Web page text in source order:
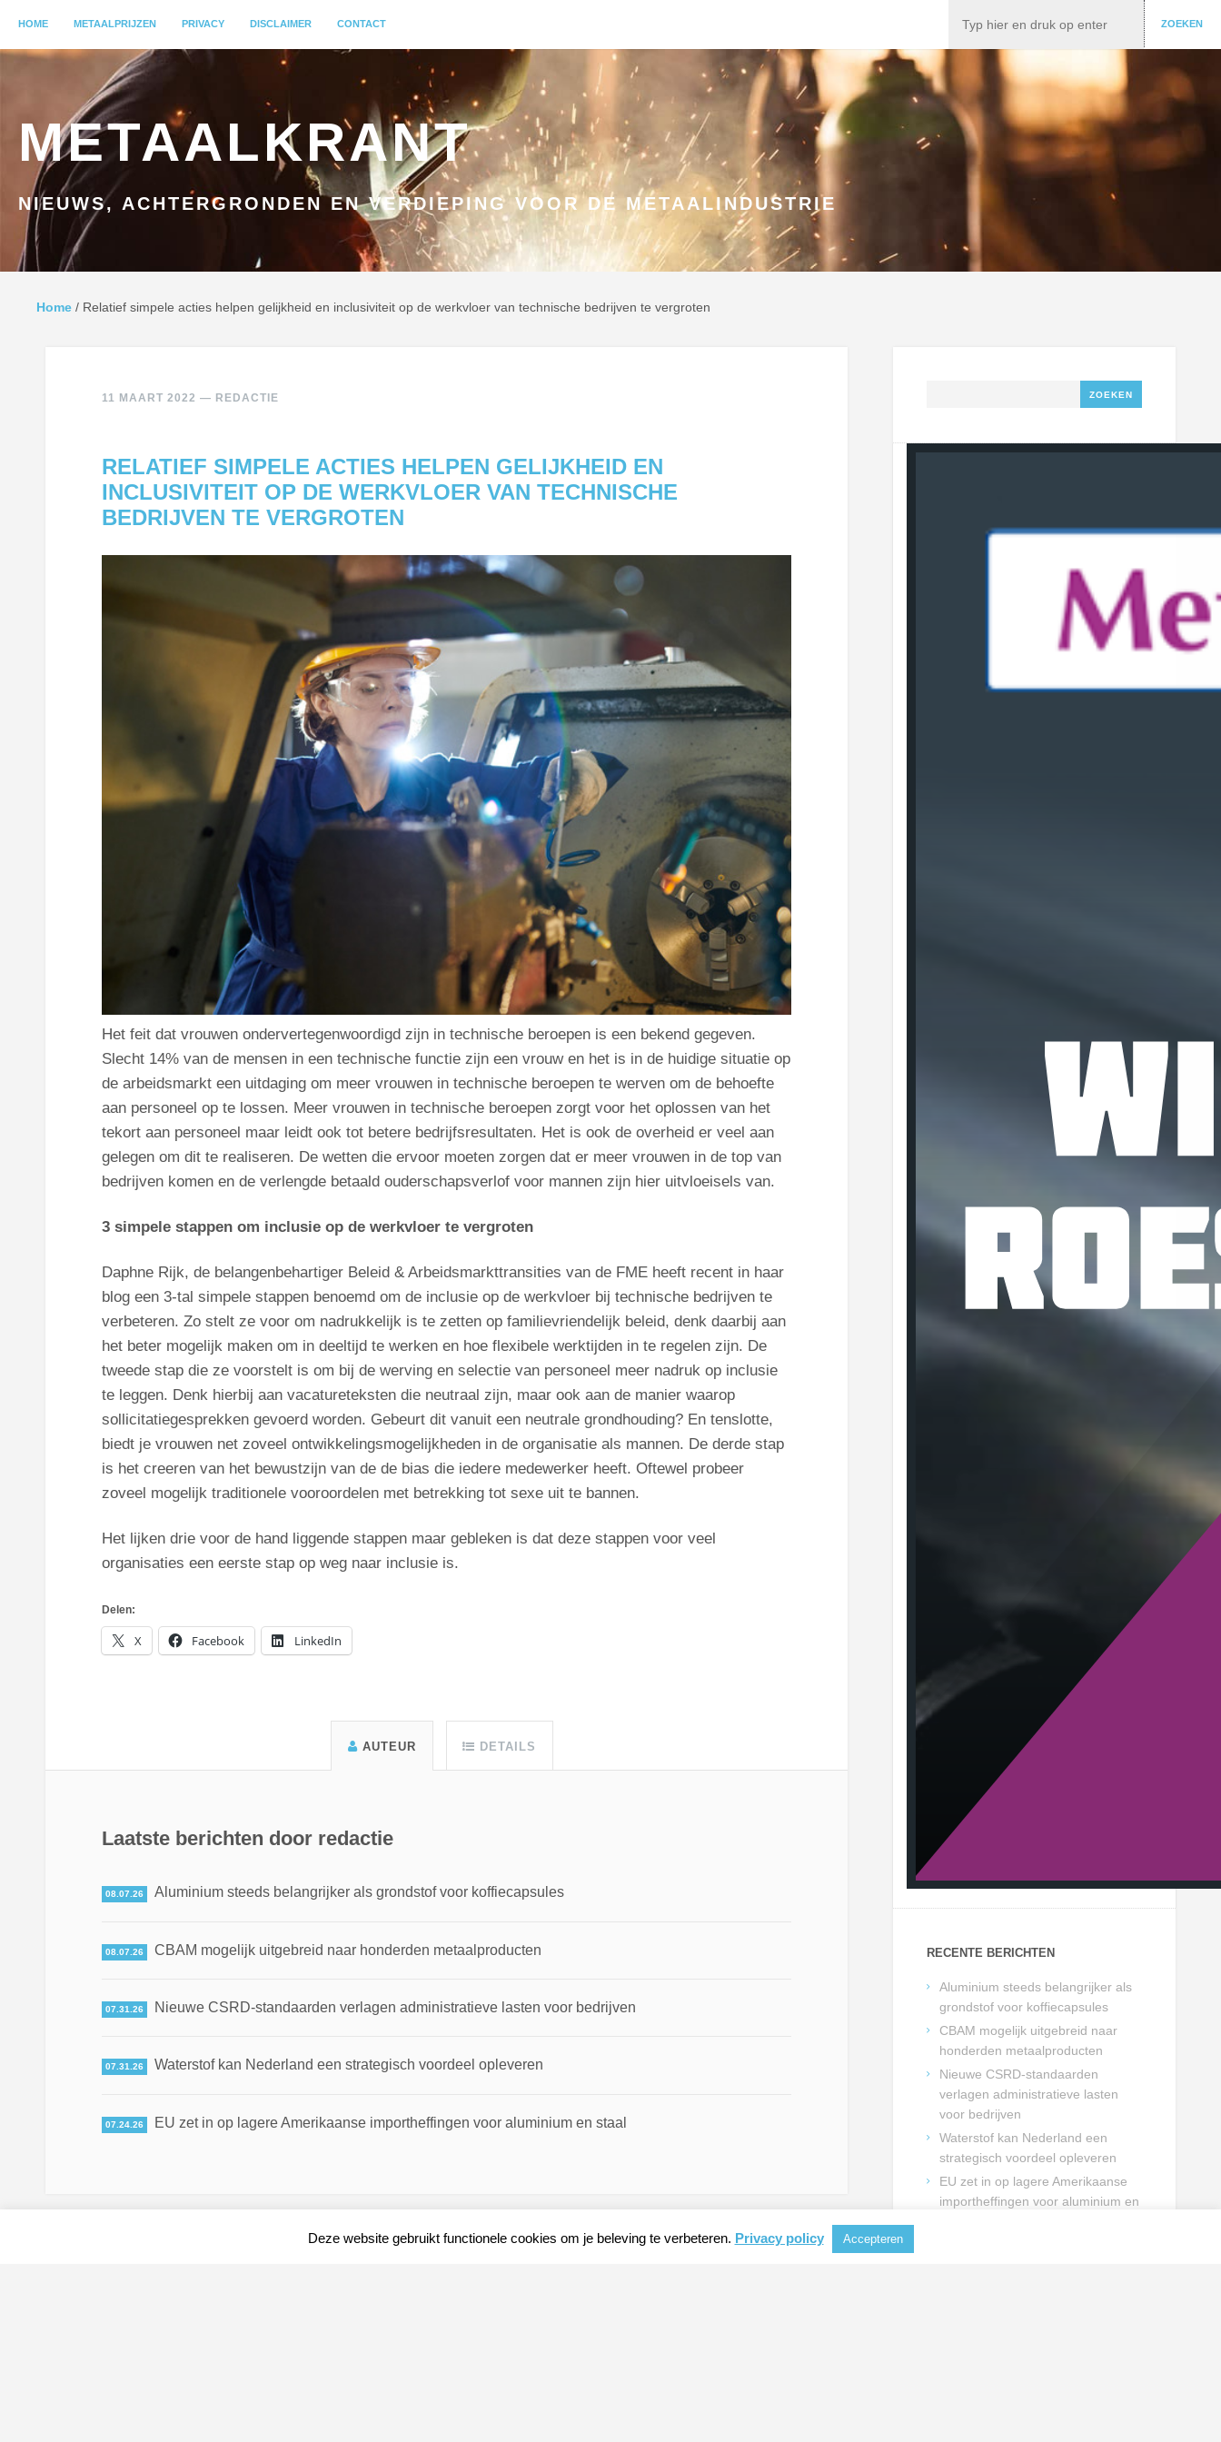
GA NAAR INHOUD
HOME METAALPRIJZEN PRIVACY DISCLAIMER CONTACT ZOEKEN
METAALKRANT
NIEUWS, ACHTERGRONDEN EN VERDIEPING VOOR DE METAALINDUSTRIE
Home / Relatief simpele acties helpen gelijkheid en inclusiviteit op de werkvloer van technische bedrijven te vergroten
11 MAART 2022 — REDACTIE
RELATIEF SIMPELE ACTIES HELPEN GELIJKHEID EN
INCLUSIVITEIT OP DE WERKVLOER VAN TECHNISCHE
BEDRIJVEN TE VERGROTEN
Het feit dat vrouwen ondervertegenwoordigd zijn in technische beroepen is een bekend gegeven.
Slecht 14% van de mensen in een technische functie zijn een vrouw en het is in de huidige situatie op
de arbeidsmarkt een uitdaging om meer vrouwen in technische beroepen te werven om de behoefte
aan personeel op te lossen. Meer vrouwen in technische beroepen zorgt voor het oplossen van het
tekort aan personeel maar leidt ook tot betere bedrijfsresultaten. Het is ook de overheid er veel aan
gelegen om dit te realiseren. De wetten die ervoor moeten zorgen dat er meer vrouwen in de top van
bedrijven komen en de verlengde betaald ouderschapsverlof voor mannen zijn hier uitvloeisels van.
3 simpele stappen om inclusie op de werkvloer te vergroten
Daphne Rijk, de belangenbehartiger Beleid & Arbeidsmarkttransities van de FME heeft recent in haar
blog een 3-tal simpele stappen benoemd om de inclusie op de werkvloer bij technische bedrijven te
verbeteren. Zo stelt ze voor om nadrukkelijk is te zetten op familievriendelijk beleid, denk daarbij aan
het beter mogelijk maken om in deeltijd te werken en hoe flexibele werktijden in te regelen zijn. De
tweede stap die ze voorstelt is om bij de werving en selectie van personeel meer nadruk op inclusie
te leggen. Denk hierbij aan vacatureteksten die neutraal zijn, maar ook aan de manier waarop
sollicitatiegesprekken gevoerd worden. Gebeurt dit vanuit een neutrale grondhouding? En tenslotte,
biedt je vrouwen net zoveel ontwikkelingsmogelijkheden in de organisatie als mannen. De derde stap
is het creeren van het bewustzijn van de de bias die iedere medewerker heeft. Oftewel probeer
zoveel mogelijk traditionele vooroordelen met betrekking tot sexe uit te bannen.
Het lijken drie voor de hand liggende stappen maar gebleken is dat deze stappen voor veel
organisaties een eerste stap op weg naar inclusie is.
Delen:
X Facebook LinkedIn
AUTEUR DETAILS
Laatste berichten door redactie
08.07.26 Aluminium steeds belangrijker als grondstof voor koffiecapsules
08.07.26 CBAM mogelijk uitgebreid naar honderden metaalproducten
07.31.26 Nieuwe CSRD-standaarden verlagen administratieve lasten voor bedrijven
07.31.26 Waterstof kan Nederland een strategisch voordeel opleveren
07.24.26 EU zet in op lagere Amerikaanse importheffingen voor aluminium en staal
RECENTE BERICHTEN
Aluminium steeds belangrijker als
grondstof voor koffiecapsules
CBAM mogelijk uitgebreid naar
honderden metaalproducten
Nieuwe CSRD-standaarden
verlagen administratieve lasten
voor bedrijven
Waterstof kan Nederland een
strategisch voordeel opleveren
EU zet in op lagere Amerikaanse
importheffingen voor aluminium en
Deze website gebruikt functionele cookies om je beleving te verbeteren. Privacy policy Accepteren